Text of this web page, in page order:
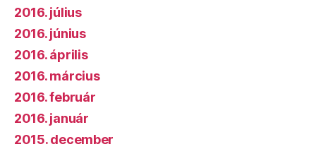
2016. július
2016. június
2016. április
2016. március
2016. február
2016. január
2015. december